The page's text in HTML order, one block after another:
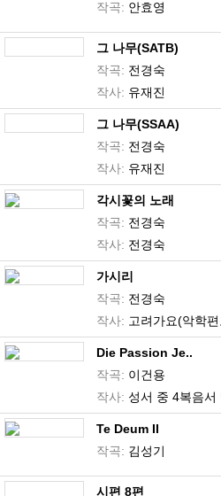
작곡: 안효영
그 나무(SATB)
작곡: 전경숙
작사: 유재진
그 나무(SSAA)
작곡: 전경숙
작사: 유재진
각시꽃의 노래
작곡: 전경숙
작사: 전경숙
가시리
작곡: 전경숙
작사: 고려가요(악학
Die Passion Je..
작곡: 이건용
작사: 성서 중 4복음서
Te Deum II
작곡: 김성기
시편 8편